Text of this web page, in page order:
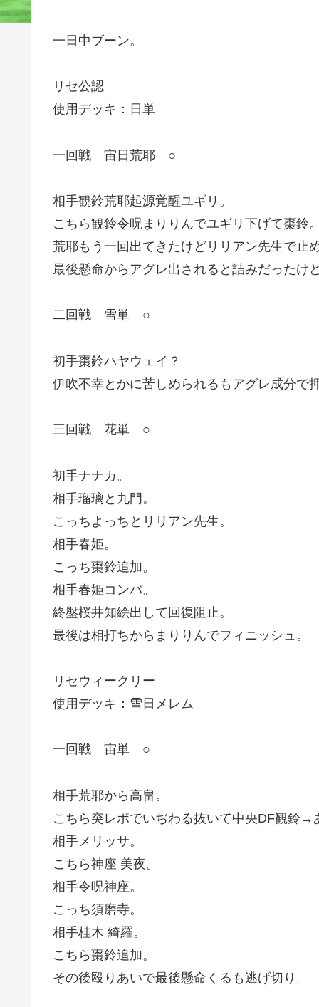
一日中ブーン。
リセ公認
使用デッキ：日単
一回戦 宙日荒耶 ○
相手観鈴荒耶起源覚醒ユギリ。
こちら観鈴令呪まりりんでユギリ下げて棗鈴。
荒耶もう一回出てきたけどリリアン先生で止め
最後懸命からアグレ出されると詰みだったけ
二回戦 雪単 ○
初手棗鈴ハヤウェイ？
伊吹不幸とかに苦しめられるもアグレ成分で
三回戦 花単 ○
初手ナナカ。
相手瑠璃と九門。
こっちよっちとリリアン先生。
相手春姫。
こっち棗鈴追加。
相手春姫コンバ。
終盤桜井知絵出して回復阻止。
最後は相打ちからまりりんでフィニッシュ。
リセウィークリー
使用デッキ：雪日メレム
一回戦 宙単 ○
相手荒耶から高畠。
こちら突レポでいぢわる抜いて中央DF観鈴→
相手メリッサ。
こちら神座 美夜。
相手令呪神座。
こっち須磨寺。
相手桂木 綺羅。
こちら棗鈴追加。
その後殴りあいで最後懸命くるも逃げ切り。